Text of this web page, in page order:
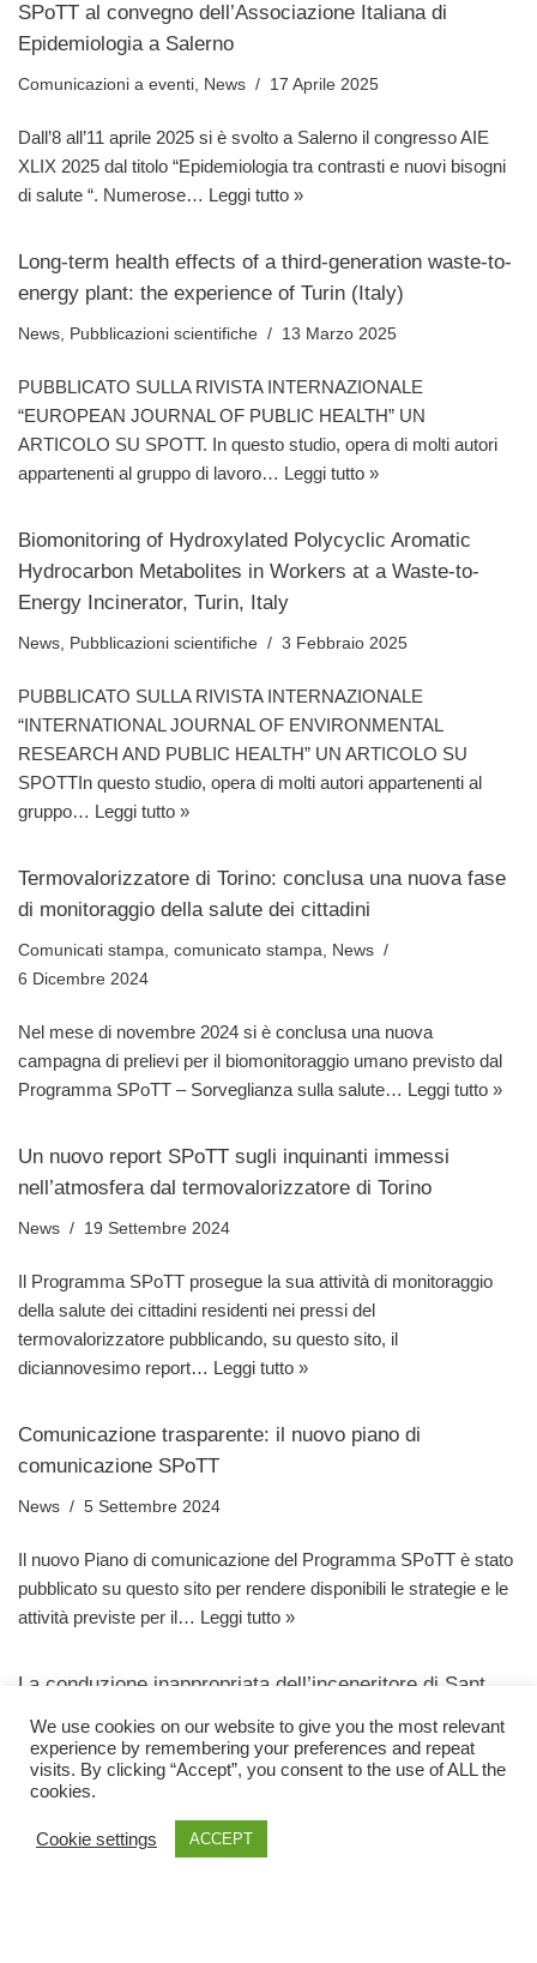
SPoTT al convegno dell’Associazione Italiana di
Epidemiologia a Salerno
Comunicazioni a eventi, News 17 Aprile 2025
Dall’8 all’11 aprile 2025 si è svolto a Salerno il congresso AIE
XLIX 2025 dal titolo “Epidemiologia tra contrasti e nuovi bisogni
di salute “. Numerose… Leggi tutto »
Long-term health effects of a third-generation waste-to-
energy plant: the experience of Turin (Italy)
News, Pubblicazioni scientifiche 13 Marzo 2025
PUBBLICATO SULLA RIVISTA INTERNAZIONALE
“EUROPEAN JOURNAL OF PUBLIC HEALTH” UN
ARTICOLO SU SPOTT. In questo studio, opera di molti autori
appartenenti al gruppo di lavoro… Leggi tutto »
Biomonitoring of Hydroxylated Polycyclic Aromatic
Hydrocarbon Metabolites in Workers at a Waste-to-
Energy Incinerator, Turin, Italy
News, Pubblicazioni scientifiche 3 Febbraio 2025
PUBBLICATO SULLA RIVISTA INTERNAZIONALE
“INTERNATIONAL JOURNAL OF ENVIRONMENTAL
RESEARCH AND PUBLIC HEALTH” UN ARTICOLO SU
SPOTTIn questo studio, opera di molti autori appartenenti al
gruppo… Leggi tutto »
Termovalorizzatore di Torino: conclusa una nuova fase
di monitoraggio della salute dei cittadini
Comunicati stampa, comunicato stampa, News
6 Dicembre 2024
Nel mese di novembre 2024 si è conclusa una nuova
campagna di prelievi per il biomonitoraggio umano previsto dal
Programma SPoTT – Sorveglianza sulla salute… Leggi tutto »
Un nuovo report SPoTT sugli inquinanti immessi
nell’atmosfera dal termovalorizzatore di Torino
News 19 Settembre 2024
Il Programma SPoTT prosegue la sua attività di monitoraggio
della salute dei cittadini residenti nei pressi del
termovalorizzatore pubblicando, su questo sito, il
diciannovesimo report… Leggi tutto »
Comunicazione trasparente: il nuovo piano di
comunicazione SPoTT
News 5 Settembre 2024
Il nuovo Piano di comunicazione del Programma SPoTT è stato
pubblicato su questo sito per rendere disponibili le strategie e le
attività previste per il… Leggi tutto »
La conduzione inappropriata dell’inceneritore di Sant
Adrià de Besos ha avuto un impatto negativo
sull’ambiente? Una revisione di 5 studi condotti nel
corso di 20 anni.
,News 1 Agosto 2024
We use cookies on our website to give you the most relevant
experience by remembering your preferences and repeat
visits. By clicking “Accept”, you consent to the use of ALL the
cookies.
Cookie settings ACCEPT